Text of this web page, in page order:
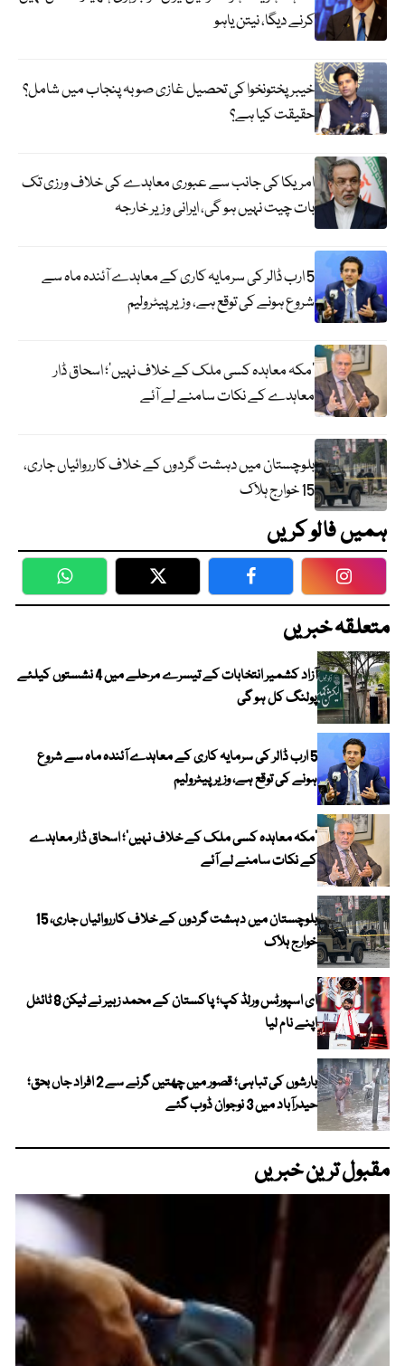
کرنے دیگا، نیتن یاہو
خیبر پختونخوا کی تحصیل غازی صوبہ پنجاب میں شامل؟
حقیقت کیا ہے؟
امریکا کی جانب سے عبوری معاہدے کی خلاف ورزی تک
بات چیت نہیں ہو گی، ایرانی وزیر خارجہ
5 ارب ڈالر کی سرمایہ کاری کے معاہدے آئندہ ماہ سے
شروع ہونے کی توقع ہے، وزیر پیٹرولیم
‘مکہ معاہدہ کسی ملک کے خلاف نہیں’؛ اسحاق ڈار
معاہدے کے نکات سامنے لے آئے
بلوچستان میں دہشت گردوں کے خلاف کارروائیاں جاری،
15 خوارج ہلاک
ہمیں فالو کریں
WhatsApp Twitter Facebook
متعلقہ خبریں
آزاد کشمیر انتخابات کے تیسرے مرحلے میں 4 نشستوں کیلئے
پولنگ کل ہو گی
5 ارب ڈالر کی سرمایہ کاری کے معاہدے آئندہ ماہ سے شروع
ہونے کی توقع ہے، وزیر پیٹرولیم
‘مکہ معاہدہ کسی ملک کے خلاف نہیں’؛ اسحاق ڈار معاہدے
کے نکات سامنے لے آئے
بلوچستان میں دہشت گردوں کے خلاف کارروائیاں جاری، 15
خوارج ہلاک
ای اسپورٹس ورلڈ کپ؛ پاکستان کے محمد زبیر نے ٹیکن 8 ٹائٹل
اپنے نام لیا
بارشوں کی تباہی؛ قصور میں چھتیں گرنے سے 2 افراد جاں بحق؛
حیدرآباد میں 3 نوجوان ڈوب گئے
مقبول ترین خبریں